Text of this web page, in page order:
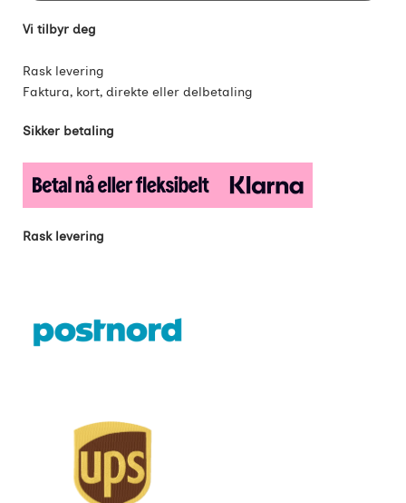
Vi tilbyr deg
Rask levering
Faktura, kort, direkte eller delbetaling
Sikker betaling
Rask levering